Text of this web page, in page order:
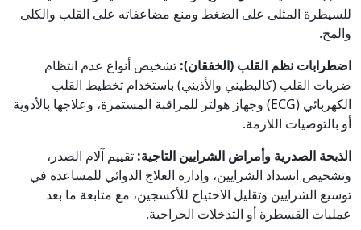
للسيطرة المثلى على الضغط ومنع مضاعفاته على القلب والكلى
والمخ.
اضطرابات نظم القلب (الخفقان): تشخيص أنواع عدم انتظام
ضربات القلب (كالبطيني والأذيني) باستخدام تخطيط القلب
الكهربائي (ECG) وجهاز هولتر للمراقبة المستمرة، وعلاجها بالأدوية
أو بالتوصيات اللازمة.
الذبحة الصدرية وأمراض الشرايين التاجية: تقييم آلام الصدر،
وتشخيص انسداد الشرايين، وإدارة العلاج الدوائي للمساعدة في
توسيع الشرايين وتقليل الاحتياج للأكسجين، مع متابعة ما بعد
عمليات القسطرة أو التدخلات الجراحية.